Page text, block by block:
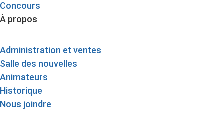
Concours
À propos
Administration et ventes
Salle des nouvelles
Animateurs
Historique
Nous joindre